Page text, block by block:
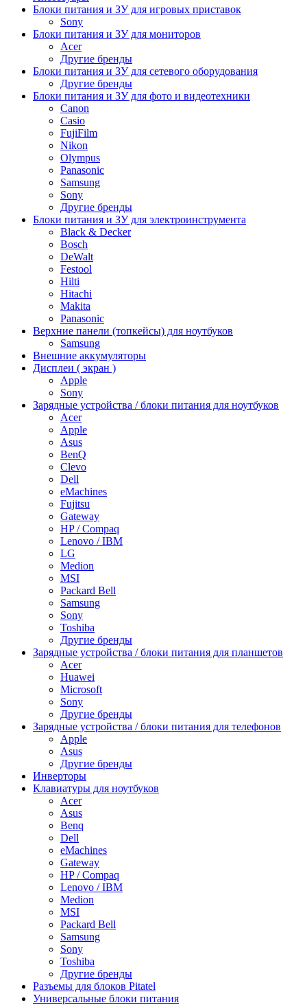
Блоки питания и ЗУ для игровых приставок
Sony
Блоки питания и ЗУ для мониторов
Acer
Другие бренды
Блоки питания и ЗУ для сетевого оборудования
Другие бренды
Блоки питания и ЗУ для фото и видеотехники
Canon
Casio
FujiFilm
Nikon
Olympus
Panasonic
Samsung
Sony
Другие бренды
Блоки питания и ЗУ для электроинструмента
Black & Decker
Bosch
DeWalt
Festool
Hilti
Hitachi
Makita
Panasonic
Верхние панели (топкейсы) для ноутбуков
Samsung
Внешние аккумуляторы
Дисплеи ( экран )
Apple
Sony
Зарядные устройства / блоки питания для ноутбуков
Acer
Apple
Asus
BenQ
Clevo
Dell
eMachines
Fujitsu
Gateway
HP / Compaq
Lenovo / IBM
LG
Medion
MSI
Packard Bell
Samsung
Sony
Toshiba
Другие бренды
Зарядные устройства / блоки питания для планшетов
Acer
Huawei
Microsoft
Sony
Другие бренды
Зарядные устройства / блоки питания для телефонов
Apple
Asus
Другие бренды
Инверторы
Клавиатуры для ноутбуков
Acer
Asus
Benq
Dell
eMachines
Gateway
HP / Compaq
Lenovo / IBM
Medion
MSI
Packard Bell
Samsung
Sony
Toshiba
Другие бренды
Разъемы для блоков Pitatel
Универсальные блоки питания